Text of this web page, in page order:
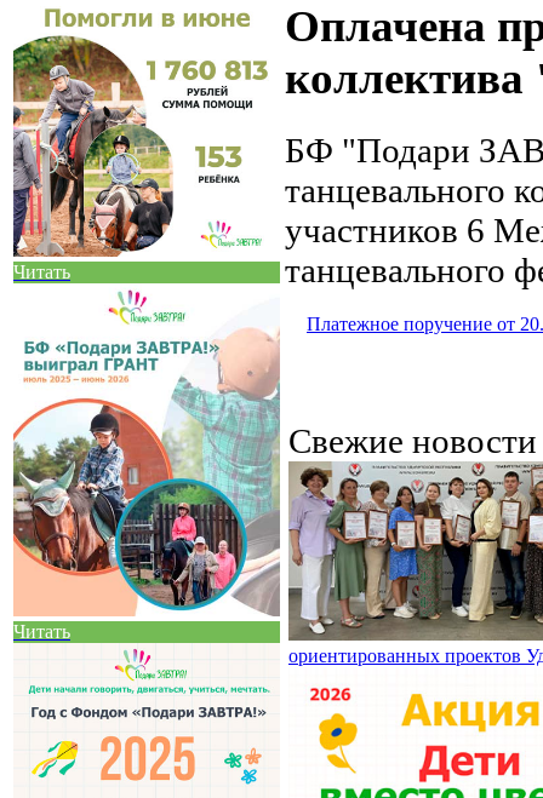
Читать
Читать
Оплачена
БФ "Подари
танцевального
участников 6
танцевального
Платежное поручение от
Свежие
ориентированных проектов